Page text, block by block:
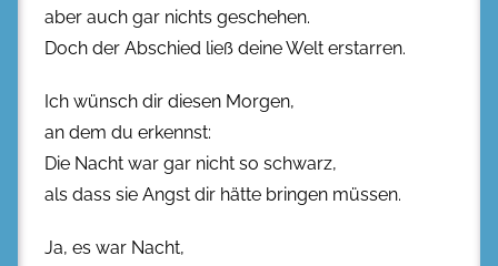
aber auch gar nichts geschehen.
Doch der Abschied ließ deine Welt erstarren.
Ich wünsch dir diesen Morgen,
an dem du erkennst:
Die Nacht war gar nicht so schwarz,
als dass sie Angst dir hätte bringen müssen.
Ja, es war Nacht,